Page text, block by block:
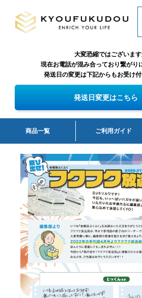
大変恐縮ではございます
現在お電話が混み合っており繋がり
発送日の変更は下記からもお受け付
発送日変更はこちら
商品一覧 ご利用ガイド